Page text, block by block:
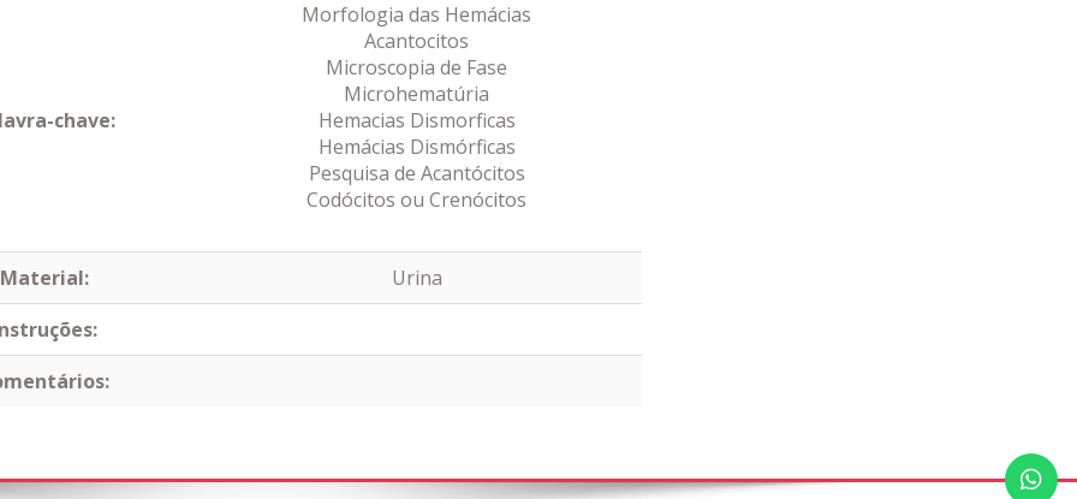
chave:
Morfologia das Hemácias
Acantocitos
Microscopia de Fase
Microhematúria
Hemacias Dismorficas
Hemácias Dismórficas
Pesquisa de Acantócitos
Codócitos ou Crenócitos
Material:
Urina